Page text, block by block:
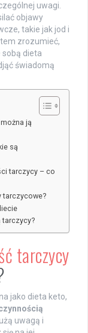
uwagi.
objawy
takie jak jod i
zrozumieć,
sobą dieta
świadomą
ją
są
tarczycy – co
tarczycowe?
tarczycy
jako dieta keto,
uwagą i